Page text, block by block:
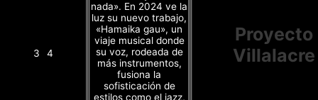
3 4
nada». En 2024 ve la
luz su nuevo trabajo,
«Hamaika gau», un
viaje musical donde
su voz, rodeada de
más instrumentos,
fusiona la
sofisticación de
estilos como el jazz,
Proyecto
Villalacre